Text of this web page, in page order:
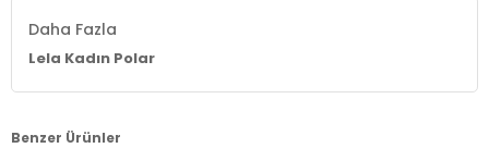
Daha Fazla
Lela Kadın Polar
Benzer Ürünler